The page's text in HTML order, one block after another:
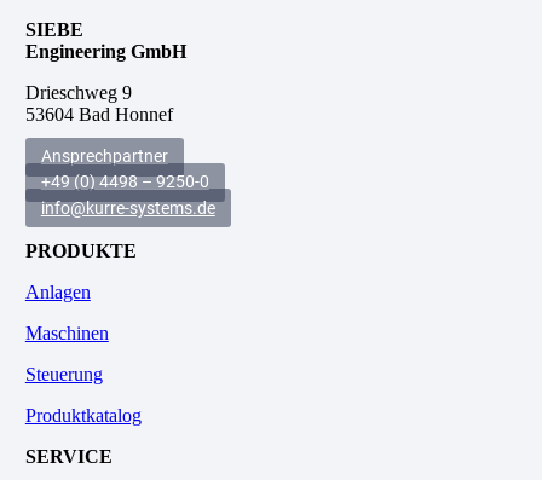
SIEBE
Engineering GmbH
Drieschweg 9
53604 Bad Honnef
Ansprechpartner
+49 (0) 4498 – 9250-0
info@kurre-systems.de
PRODUKTE
Anlagen
Maschinen
Steuerung
Produktkatalog
SERVICE